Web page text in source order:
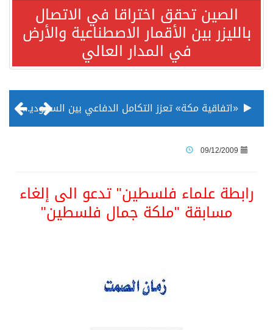
الصين تحقق اختراقا في الاتصال
بالليزر بين الأقمار الاصطناعية والأرض
في المدار العالي
«اتفاقية مكة» تعزز التكامل الدفاعي بين السعودية وتركيا وباكستان
09/12/2009
رابطة علماء فلسطين" تدعو الى إلغاء
مسابقة "ملكة جمال فلسطين"